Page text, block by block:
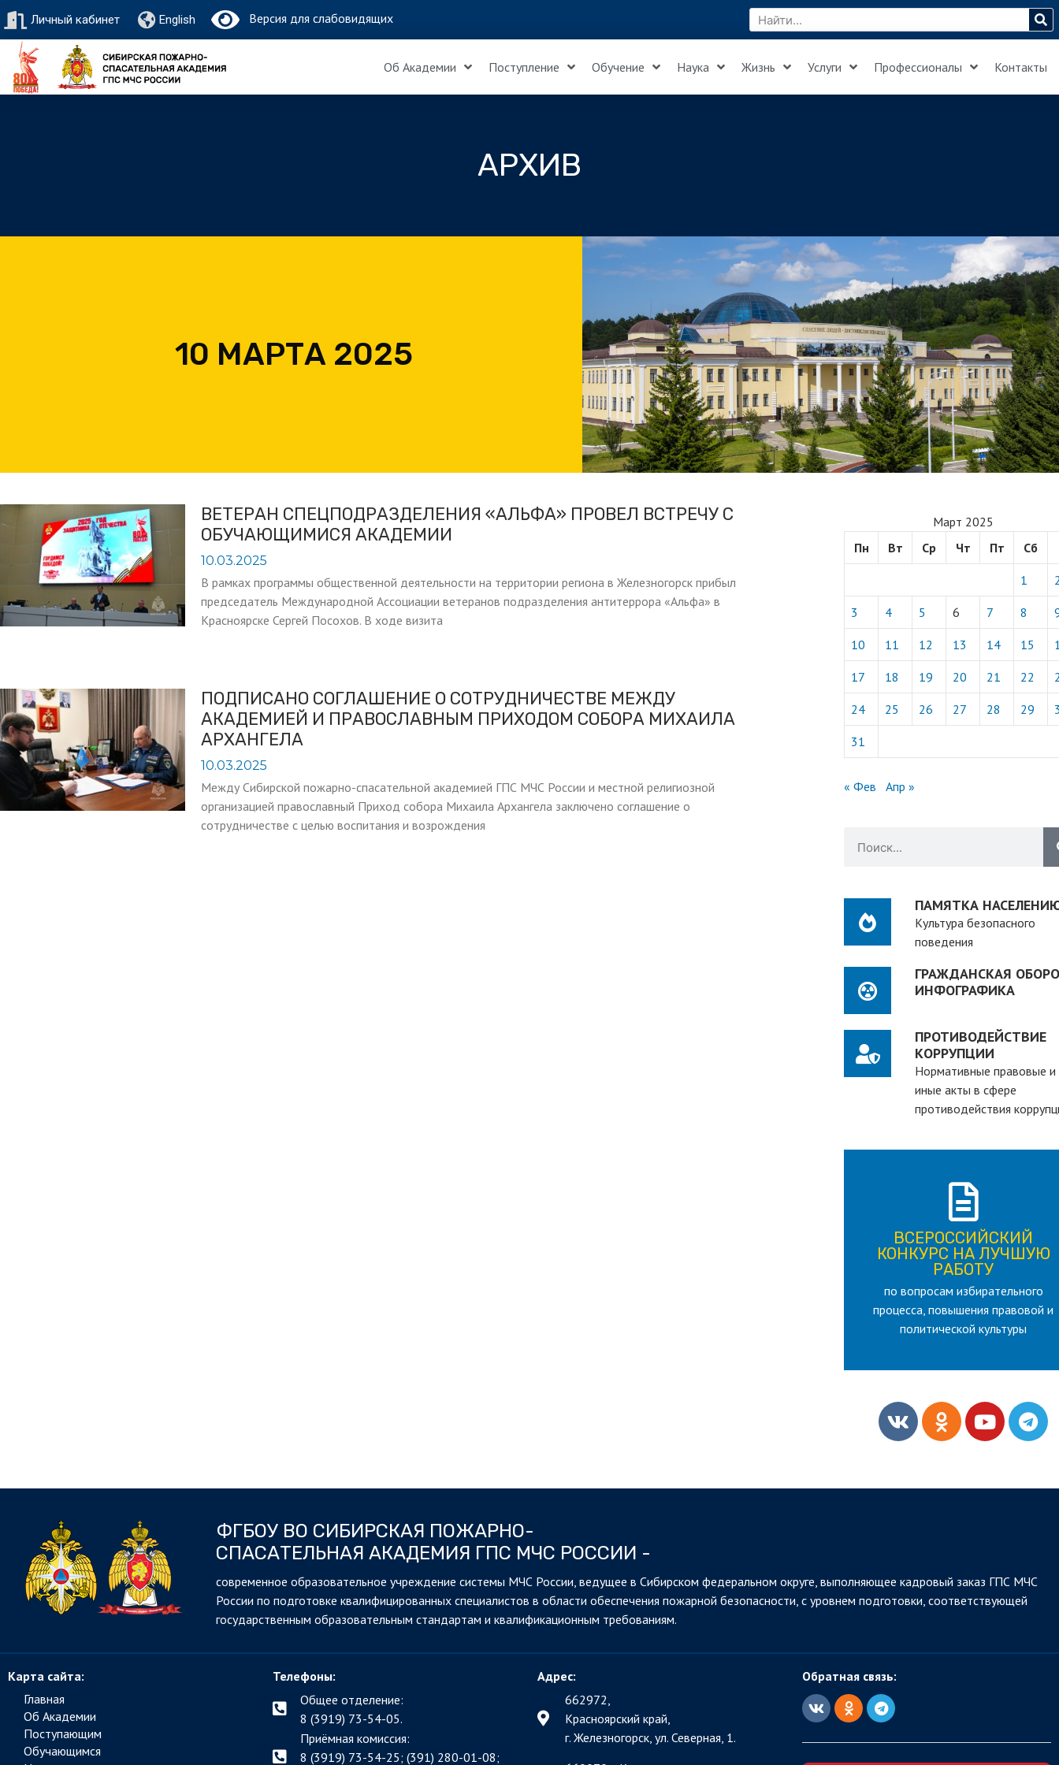
Личный кабинет English Версия для слабовидящих
Об Академии Поступление Обучение Наука Жизнь Услуги Профессионалы Контакты
АРХИВ
10 МАРТА 2025
ВЕТЕРАН СПЕЦПОДРАЗДЕЛЕНИЯ «АЛЬФА» ПРОВЕЛ ВСТРЕЧУ С
ОБУЧАЮЩИМИСЯ АКАДЕМИИ
10.03.2025
В рамках программы общественной деятельности на территории региона в Железногорск прибыл
председатель Международной Ассоциации ветеранов подразделения антитеррора «Альфа» в
Красноярске Сергей Посохов. В ходе визита
ПОДПИСАНО СОГЛАШЕНИЕ О СОТРУДНИЧЕСТВЕ МЕЖДУ
АКАДЕМИЕЙ И ПРАВОСЛАВНЫМ ПРИХОДОМ СОБОРА МИХАИЛА
АРХАНГЕЛА
10.03.2025
Между Сибирской пожарно-спасательной академией ГПС МЧС России и местной религиозной
организацией православный Приход собора Михаила Архангела заключено соглашение о
сотрудничестве с целью воспитания и возрождения
Март 2025
Пн
Вт Ср Чт Пт Сб
1
3 4 5 6 7 8
10 11 12 13 14 15
17 18 19 20 21 22
24 25 26 27 28 29
31
« Фев Апр »
ПАМЯТКА
Культура безопасного
поведения
ГРАЖДАНСКАЯ
ИНФОГРАФИКА
ПРОТИВОДЕЙСТВИЕ
КОРРУПЦИИ
Нормативные правовые и
иные акты в сфере
противодействия
ВСЕРОССИЙСКИЙ
КОНКУРС НА ЛУЧШУЮ
РАБОТУ
по вопросам избирательного
процесса, повышения правовой и
политической культуры
ВСЕРОССИЙСКИЙ
КОНКУРС НА ЛУЧШУЮ
РАБОТУ
для лица старше 18 и моложе 35
лет
ПОДРОБНЕЕ
ФГБОУ ВО СИБИРСКАЯ ПОЖАРНО-
СПАСАТЕЛЬНАЯ АКАДЕМИЯ ГПС МЧС РОССИИ -
cовременное образовательное учреждение системы МЧС России, ведущее в Сибирском федеральном округе, выполняющее кадровый заказ ГПС МЧС
России по подготовке квалифицированных специалистов в области обеспечения пожарной безопасности, с уровнем подготовки, соответствующей
государственным образовательным стандартам и квалификационным требованиям.
Карта сайта:
Главная
Об Академии
Поступающим
Обучающимся
Телефоны:
Общее отделение:
8 (3919) 73-54-05.
Приёмная комиссия:
8 (3919) 73-54-25; (391) 280-01-08;
Адрес:
662972,
Красноярский край,
г. Железногорск, ул. Северная, 1.
Обратная связь: